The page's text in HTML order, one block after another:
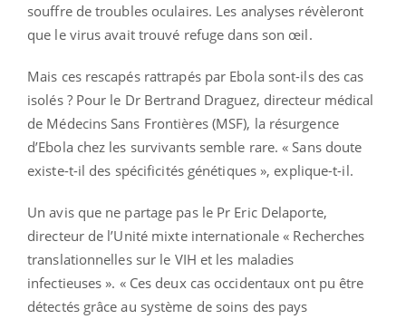
souffre de troubles oculaires. Les analyses révèleront
que le virus avait trouvé refuge dans son œil.
Mais ces rescapés rattrapés par Ebola sont-ils des cas
isolés ? Pour le Dr Bertrand Draguez, directeur médical
de Médecins Sans Frontières (MSF), la résurgence
d’Ebola chez les survivants semble rare. « Sans doute
existe-t-il des spécificités génétiques », explique-t-il.
Un avis que ne partage pas le Pr Eric Delaporte,
directeur de l’Unité mixte internationale « Recherches
translationnelles sur le VIH et les maladies
infectieuses ». « Ces deux cas occidentaux ont pu être
détectés grâce au système de soins des pays